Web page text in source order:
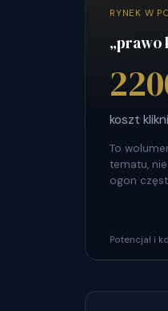
RYNEK W
„prawo
koszt
To
tematu,
ogon
Potencjał i